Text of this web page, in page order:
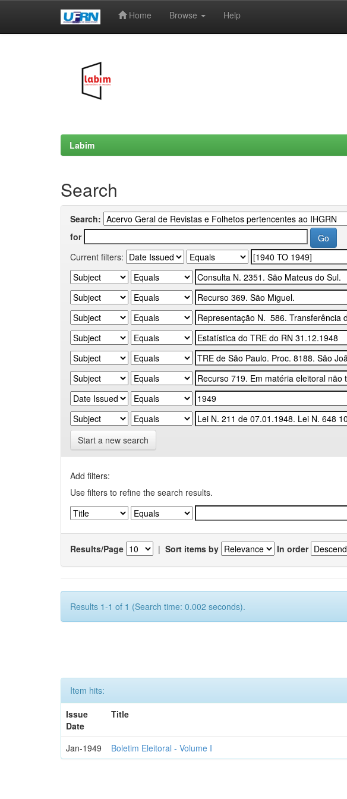
Home Browse Help
Labim
Search
Search:
for
Current filters:
Start a new search
Add filters:
Use filters to refine the search results.
Results/Page | Sort items by In order
Results 1-1 of 1 (Search time: 0.002 seconds).
Item hits:
Issue
Date
Title
Jan-1949 Boletim Eleitoral - Volume I